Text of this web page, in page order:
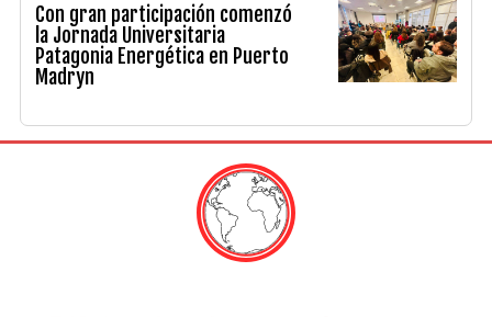
Con gran participación comenzó
la Jornada Universitaria
Patagonia Energética en Puerto
Madryn